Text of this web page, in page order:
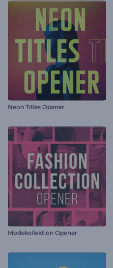
Neon Titles Opener
Modekollektion Opener